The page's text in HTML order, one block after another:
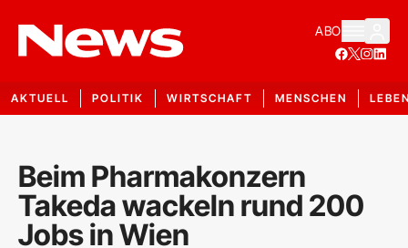
ABO
AKTUELL POLITIK WIRTSCHAFT MENSCHEN
Beim Pharmakonzern
Takeda wackeln rund 200
Jobs in Wien